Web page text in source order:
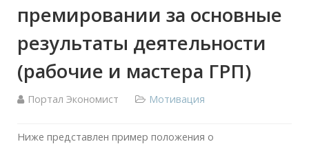
премировании за основные
результаты деятельности
(рабочие и мастера ГРП)
Портал Экономист Мотивация
Ниже представлен пример положения о